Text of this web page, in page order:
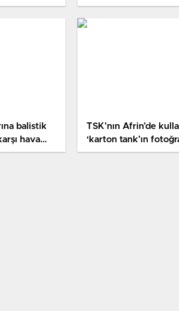
balistik
hava
kurdu
TSK’nın Afrin’de
‘karton tank’ın
çıktı